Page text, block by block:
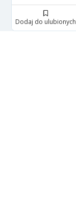
Dodaj do ulubionych